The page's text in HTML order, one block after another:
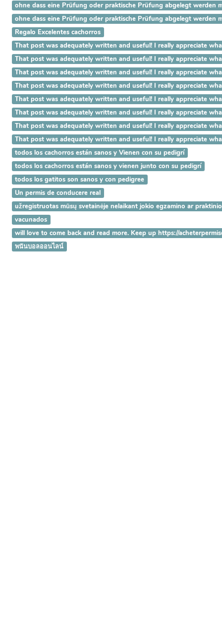
ohne dass eine Prüfung oder praktische Prüfung abgelegt werden
ohne dass eine Prüfung oder praktische Prüfung abgelegt werden
Regalo Excelentes cachorros
That post was adequately written and useful! I really appreciate
That post was adequately written and useful! I really appreciate
That post was adequately written and useful! I really appreciate
That post was adequately written and useful! I really appreciate
That post was adequately written and useful! I really appreciate
That post was adequately written and useful! I really appreciate
That post was adequately written and useful! I really appreciate
That post was adequately written and useful! I really appreciate
todos los cachorros están sanos y Vienen con su pedigrí
todos los cachorros están sanos y vienen junto con su pedigrí
todos los gatitos son sanos y con pedigree
Un permis de conducere real
užregistruotas mūsų svetainėje nelaikant jokio egzamino ar
vacunados
will love to come back and read more. Keep up https://
พนันบอลออนไลน์